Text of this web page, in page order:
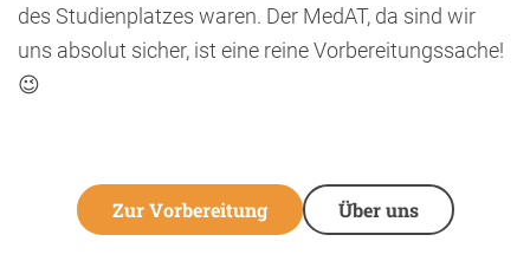
des Studienplatzes waren. Der MedAT, da sind wir
uns absolut sicher, ist eine reine Vorbereitungssache!
😉
Zur Vorbereitung Über uns